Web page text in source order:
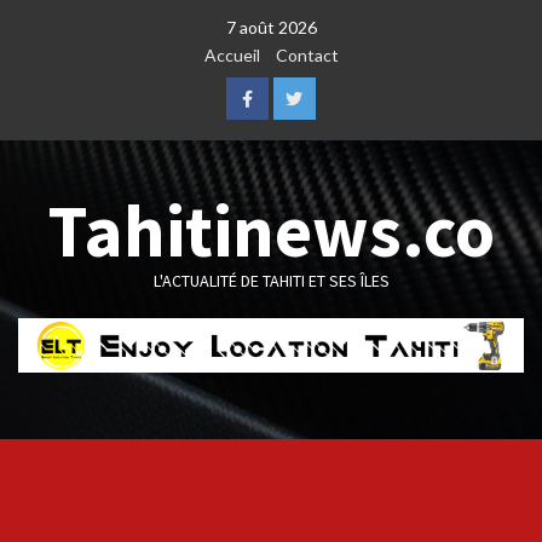
7 août 2026
Accueil
Contact
FacebookTwitter
Tahitinews.co
L'ACTUALITÉ DE TAHITI ET SES ÎLES